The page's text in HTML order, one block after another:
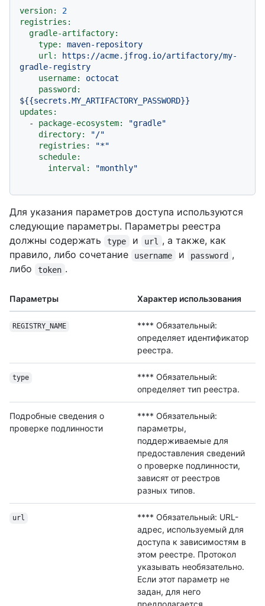
version:
2
registries:
gradle-artifactory:
type:
maven-repository
url:
https://acme.jfrog.io/artifactory/my-
gradle-registry
username:
octocat
password:
${{secrets.MY_ARTIFACTORY_PASSWORD}}
updates:
-
package-ecosystem:
"gradle"
directory:
"/"
registries:
"*"
schedule:
interval:
"monthly"
Для указания параметров доступа используются
следующие параметры. Параметры реестра
должны содержать
type и url
, а также, как
правило, либо сочетание
username и password ,
либо
token .
Параметры Характер использования
REGISTRY_NAME
**** Обязательный:
определяет идентификатор
реестра.
type
**** Обязательный:
определяет тип реестра.
Подробные сведения о
проверке подлинности
**** Обязательный:
параметры,
поддерживаемые для
предоставления сведений
о проверке подлинности,
зависят от реестров
разных типов.
url
**** Обязательный: URL-
адрес, используемый для
доступа к зависимостям в
этом реестре. Протокол
указывать необязательно.
Если этот параметр не
задан, для него